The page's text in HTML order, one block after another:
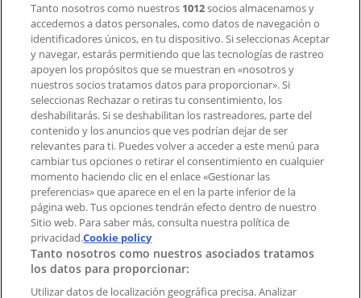
Contacto comercial y de marketing
Tienda mal colocada en el mapa
Notificar un folleto
¿Encontraste un problema en la web o en la
aplicación?
Índices
Marcas
Marcas locales
Negocios
Negocios cercanos
Productos
Productos locales
Tanto nosotros como nuestros 1012socios almacenamos y
accedemos a datos personales, como datos de navegación o
identificadores únicos, en tu dispositivo. Si seleccionas Aceptar
y navegar, estarás permitiendo que las tecnologías de rastreo
apoyen los propósitos que se muestran en «nosotros y
nuestros socios tratamos datos para proporcionar». Si
seleccionas Rechazar o retiras tu consentimiento, los
deshabilitarás. Si se deshabilitan los rastreadores, parte del
contenido y los anuncios que ves podrían dejar de ser
relevantes para ti. Puedes volver a acceder a este menú para
cambiar tus opciones o retirar el consentimiento en cualquier
momento haciendo clic en el enlace «Gestionar las
preferencias» que aparece en el en la parte inferior de la
página web. Tus opciones tendrán efecto dentro de nuestro
Sitio web. Para saber más, consulta nuestra política de
privacidad.Cookie policy
Tanto nosotros como nuestros asociados tratamos
los datos para proporcionar:
Utilizar datos de localización geográfica precisa. Analizar